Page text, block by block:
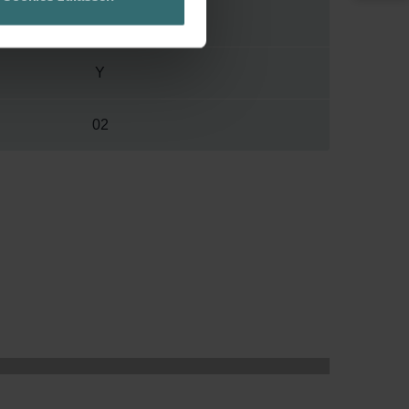
über einen Link in der
V
Y
02